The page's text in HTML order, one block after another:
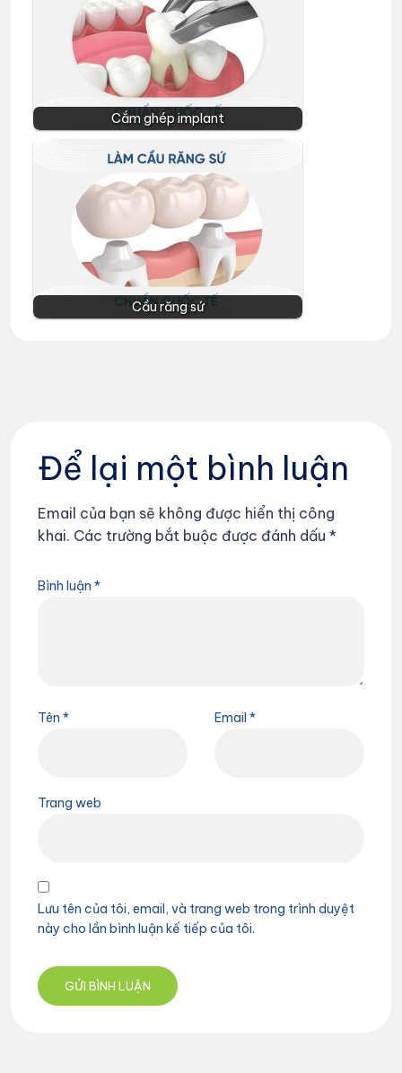
Cắm ghép implant
Cầu răng sứ
Để lại một bình luận
Email của bạn sẽ không được hiển thị công
khai. Các trường bắt buộc được đánh dấu *
Bình luận *
Tên * Email *
Trang web
Lưu tên của tôi, email, và trang web trong trình duyệt
này cho lần bình luận kế tiếp của tôi.